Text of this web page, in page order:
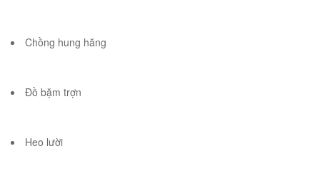
Chồng hung hăng
Đồ bặm trợn
Heo lười